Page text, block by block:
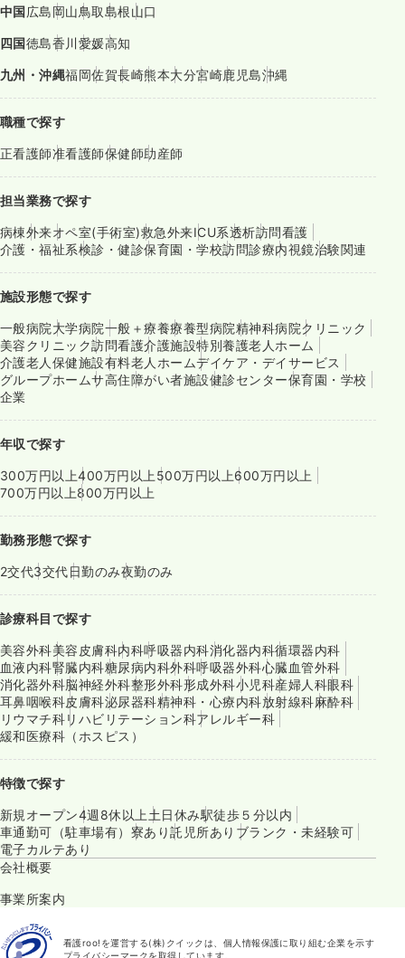
中国広島岡山鳥取島根山口
四国徳島香川愛媛高知
九州・沖縄福岡佐賀長崎熊本大分宮崎鹿児島沖縄
職種で探す
正看護師准看護師保健師助産師
担当業務で探す
病棟外来オペ室(手術室)救急外来ICU系透析訪問看護
介護・福祉系検診・健診保育園・学校訪問診療内視鏡治験関連
施設形態で探す
一般病院大学病院一般＋療養療養型病院精神科病院クリニック
美容クリニック訪問看護介護施設特別養護老人ホーム
介護老人保健施設有料老人ホームデイケア・デイサービス
グループホームサ高住障がい者施設健診センター保育園・学校
企業
年収で探す
300万円以上400万円以上 500万円以上600万円以上
700万円以上800万円以上
勤務形態で探す
2交代3交代日勤のみ夜勤のみ
診療科目で探す
美容外科美容皮膚科内科呼吸器内科消化器内科循環器内科
血液内科腎臓内科糖尿病内科外科呼吸器外科心臓血管外科
消化器外科脳神経外科整形外科形成外科小児科産婦人科眼科
耳鼻咽喉科皮膚科泌尿器科精神科・心療内科放射線科麻酔科
リウマチ科リハビリテーション科アレルギー科
緩和医療科（ホスピス）
特徴で探す
新規オープン4週8休以上 土日休み駅徒歩５分以内
車通勤可（駐車場有） 寮あり託児所あり ブランク・未経験可
電子カルテあり
会社概要
事業所案内
看護roo!を運営する(株)クイックは、個人情報保護に取り組む企業を示す
プライバシーマークを取得しています。